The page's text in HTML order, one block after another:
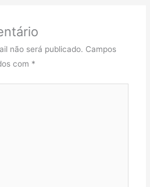
não será publicado. Campos
com *